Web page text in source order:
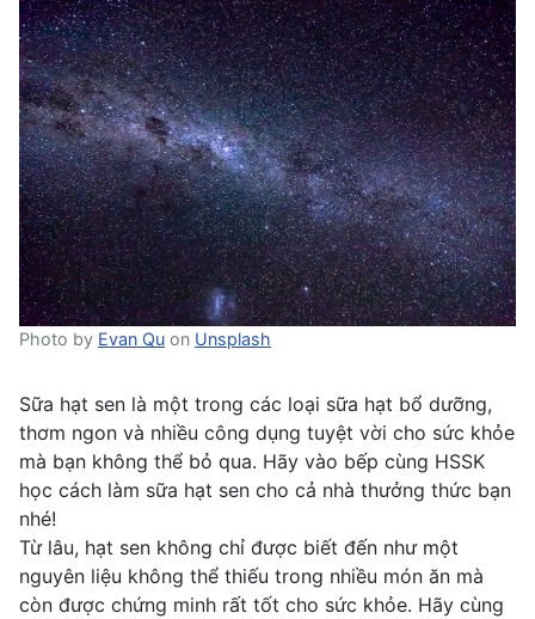
Photo by Evan Qu on Unsplash
Sữa hạt sen là một trong các loại sữa hạt bổ dưỡng,
thơm ngon và nhiều công dụng tuyệt vời cho sức khỏe
mà bạn không thể bỏ qua. Hãy vào bếp cùng HSSK
học cách làm sữa hạt sen cho cả nhà thưởng thức bạn
nhé!
Từ lâu, hạt sen không chỉ được biết đến như một
nguyên liệu không thể thiếu trong nhiều món ăn mà
còn được chứng minh rất tốt cho sức khỏe. Hãy cùng